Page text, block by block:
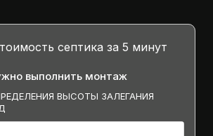
септика за 5 минут
выполнить монтаж
ВЫСОТЫ ЗАЛЕГАНИЯ